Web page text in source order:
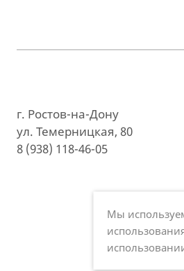
г. Ростов-на-Дону
ул. Темерницкая, 80
8 (938) 118-46-05
Мы